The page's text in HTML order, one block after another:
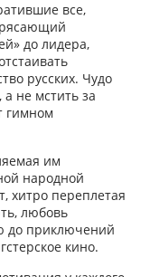
все,
до лидера,
русских. Чудо
не мстить за
гимном
им
народной
хитро переплетая
любовь
до приключений
кино.